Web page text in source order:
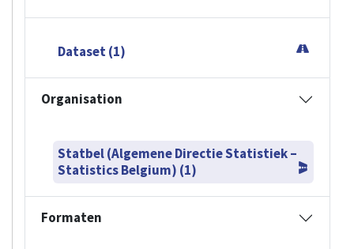
Dataset (1)
Organisation
Statbel (Algemene Directie Statistiek –
Statistics Belgium) (1)
Formaten